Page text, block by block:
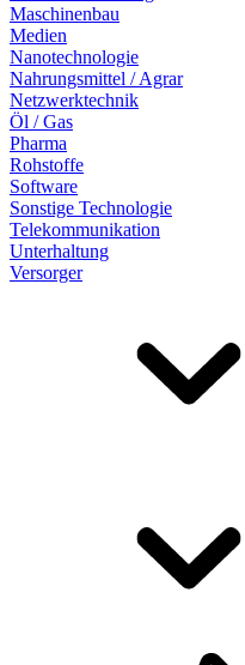
Maschinenbau
Medien
Nanotechnologie
Nahrungsmittel / Agrar
Netzwerktechnik
Öl / Gas
Pharma
Rohstoffe
Software
Sonstige Technologie
Telekommunikation
Unterhaltung
Versorger